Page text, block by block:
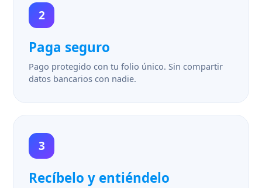
2
Paga seguro
Pago protegido con tu folio único. Sin compartir
datos bancarios con nadie.
3
Recíbelo y entiéndelo